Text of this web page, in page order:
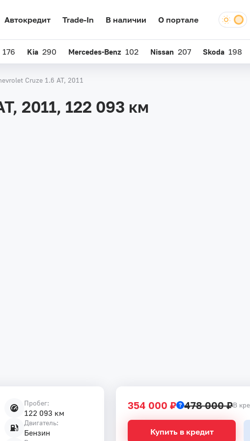
Автокредит Trade-In В наличии О портале
176 Kia 290 Mercedes-Benz 102 Nissan 207 Skoda 198
Cruze 1.6 AT, 2011
2011, 122 093 км
354 000 ₽ 478 000 ₽В
Купить в кредит
Пробег:
122 093 км
Двигатель:
Бензин